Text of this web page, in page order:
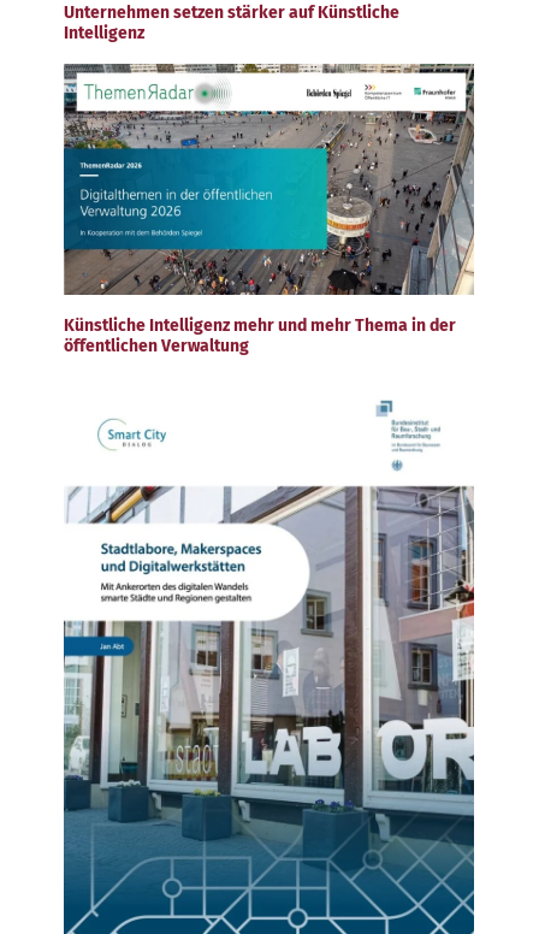
Unternehmen setzen stärker auf Künstliche
Intelligenz
Künstliche Intelligenz mehr und mehr Thema in der
öffentlichen Verwaltung